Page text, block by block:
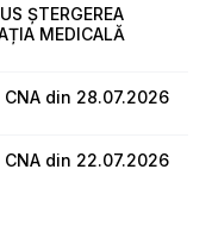
ȘTERGEREA
MEDICALĂ
din 28.07.2026
din 22.07.2026